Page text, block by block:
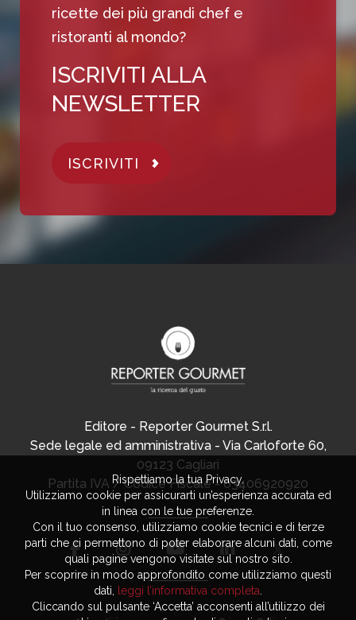
ricette dei più grandi chef e
ristoranti al mondo?
ISCRIVITI ALLA
NEWSLETTER
ISCRIVITI
Editore - Reporter Gourmet S.r.l.
Sede legale ed amministrativa - Via Carloforte 60,
09123 Cagliari
Partita IVA / Codice Fiscale - 03406920920
Rispettiamo la tua Privacy.
Utilizziamo cookie per assicurarti un’esperienza accurata ed
in linea con le tue preferenze.
Con il tuo consenso, utilizziamo cookie tecnici e di terze
parti che ci permettono di poter elaborare alcuni dati, come
quali pagine vengono visitate sul nostro sito.
Per scoprire in modo approfondito come utilizziamo questi
dati,
leggi l’informativa completa
Cliccando sul pulsante ‘Accetta’ acconsenti all’utilizzo dei